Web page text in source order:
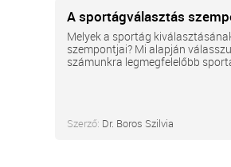
A sportágválasztás
Melyek a sportág
szempontjai? Mi alapján
számunkra legmegfelelőbb
Szerző: Dr. Boros Szilvia